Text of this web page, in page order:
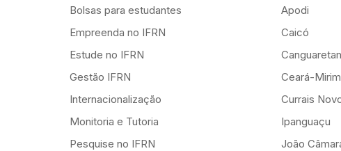
Bolsas para estudantes
Empreenda no IFRN
Estude no IFRN
Gestão IFRN
Internacionalização
Monitoria e Tutoria
Pesquise no IFRN
Apodi
Caicó
Ceará-Mirim
Currais
Ipanguaçu
João